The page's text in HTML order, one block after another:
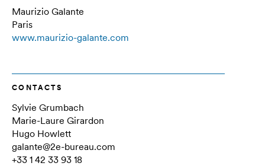
Maurizio Galante
Paris
www.maurizio-galante.com
CONTACTS
Sylvie Grumbach
Marie-Laure Girardon
Hugo Howlett
galante@2e-bureau.com
+33 1 42 33 93 18